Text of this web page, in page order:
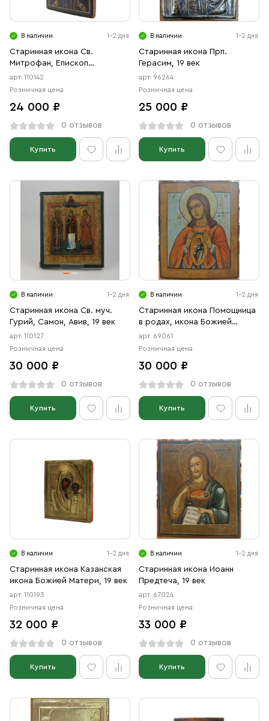
Ювелирные изделия
В наличии 1-2 дня
Старинная икона Св.
Митрофан, Епископ
Воронежский, 19 век
арт. 110142
Розничная цена
24 000 ₽
0 отзывов
Купить
В наличии 1-2 дня
Старинная икона Прп.
Герасим, 19 век
арт. 96264
Розничная цена
25 000 ₽
0 отзывов
Купить
В наличии 1-2 дня
Старинная икона Св. муч.
Гурий, Самон, Авив, 19 век
арт. 110127
Розничная цена
30 000 ₽
0 отзывов
Купить
В наличии 1-2 дня
Старинная икона Помощница
в родах, икона Божией
Матери, 19 век
арт. 69061
Розничная цена
30 000 ₽
0 отзывов
Купить
В наличии 1-2 дня
Старинная икона Казанская
икона Божией Матери, 19 век
арт. 110193
Розничная цена
32 000 ₽
0 отзывов
Купить
В наличии 1-2 дня
Старинная икона Иоанн
Предтеча, 19 век
арт. 67024
Розничная цена
33 000 ₽
0 отзывов
Купить